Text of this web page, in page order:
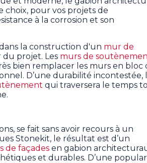
choix, pour vos projets de
à la corrosion et son
la construction d'un mur de
projet. Les murs de
bien remplacer les murs en bloc
D’une durabilité incontestée,
qui traversera le temps
se fait sans avoir recours à un
Stonekit, le résultat est d’un
de façades en gabion
et durables. D’une